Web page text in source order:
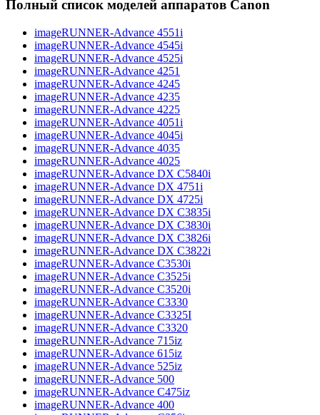
Полный список моделей аппаратов Canon
imageRUNNER-Advance 4551i
imageRUNNER-Advance 4545i
imageRUNNER-Advance 4525i
imageRUNNER-Advance 4251
imageRUNNER-Advance 4245
imageRUNNER-Advance 4235
imageRUNNER-Advance 4225
imageRUNNER-Advance 4051i
imageRUNNER-Advance 4045i
imageRUNNER-Advance 4035
imageRUNNER-Advance 4025
imageRUNNER-Advance DX C5840i
imageRUNNER-Advance DX 4751i
imageRUNNER-Advance DX 4725i
imageRUNNER-Advance DX C3835i
imageRUNNER-Advance DX C3830i
imageRUNNER-Advance DX C3826i
imageRUNNER-Advance DX C3822i
imageRUNNER-Advance C3530i
imageRUNNER-Advance C3525i
imageRUNNER-Advance C3520i
imageRUNNER-Advance C3330
imageRUNNER-Advance C3325I
imageRUNNER-Advance C3320
imageRUNNER-Advance 715iz
imageRUNNER-Advance 615iz
imageRUNNER-Advance 525iz
imageRUNNER-Advance 500
imageRUNNER-Advance C475iz
imageRUNNER-Advance 400